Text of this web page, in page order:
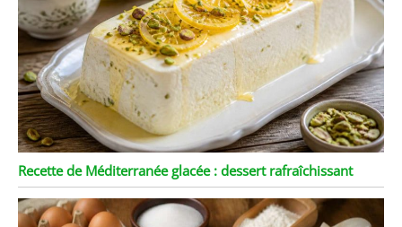
Recette de Méditerranée glacée : dessert rafraîchissant